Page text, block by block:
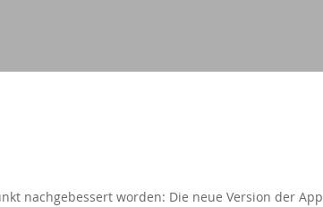
nachgebessert worden: Die neue Version der App